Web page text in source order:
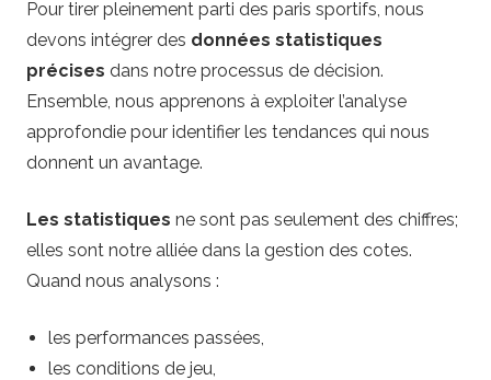
Pour tirer pleinement parti des paris sportifs, nous
devons intégrer des données statistiques
précises dans notre processus de décision.
Ensemble, nous apprenons à exploiter l’analyse
approfondie pour identifier les tendances qui nous
donnent un avantage.
Les statistiques ne sont pas seulement des chiffres;
elles sont notre alliée dans la gestion des cotes.
Quand nous analysons :
les performances passées,
les conditions de jeu,